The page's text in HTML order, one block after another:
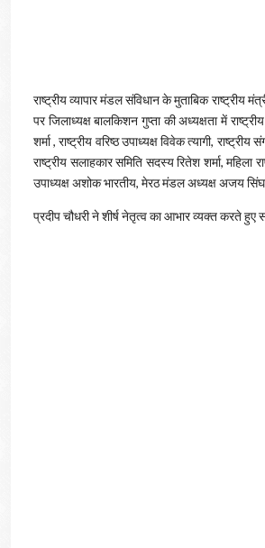
राष्ट्रीय व्यापार मंडल संविधान के मुताबिक राष्ट्रीय
पर जिलाध्यक्ष बालकिशन गुप्ता की अध्यक्षता में
शर्मा , राष्ट्रीय वरिष्ठ उपाध्यक्ष विवेक त्यागी,
राष्ट्रीय सलाहकार समिति सदस्य रितेश शर्मा,
उपाध्यक्ष अशोक भारतीय, मेरठ मंडल अध्यक्ष अजय
प्रदीप चौधरी ने शीर्ष नेतृत्व का आभार व्यक्त करते